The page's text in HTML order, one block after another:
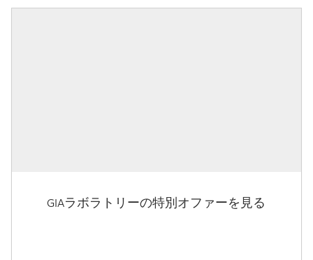
GIAラボラトリーの特別オファーを見る